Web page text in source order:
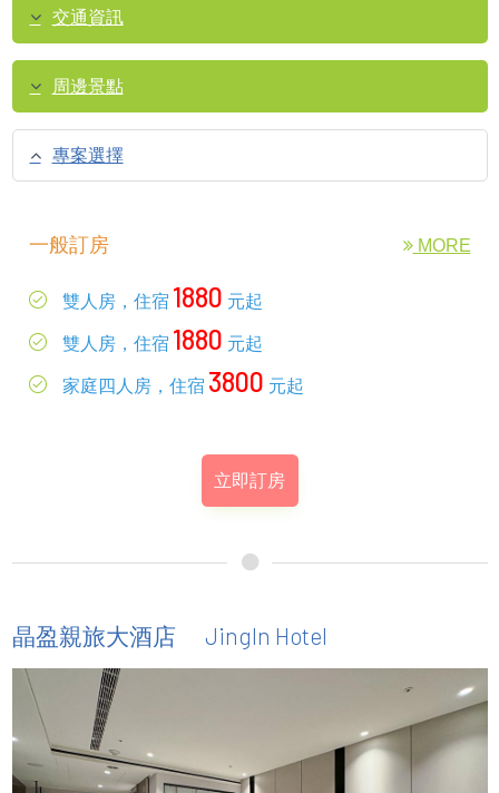
交通資訊
周邊景點
專案選擇
一般訂房 MORE
雙人房，住宿 1880 元起
雙人房，住宿 1880 元起
家庭四人房，住宿 3800 元起
立即訂房
晶盈親旅大酒店 JingIn Hotel